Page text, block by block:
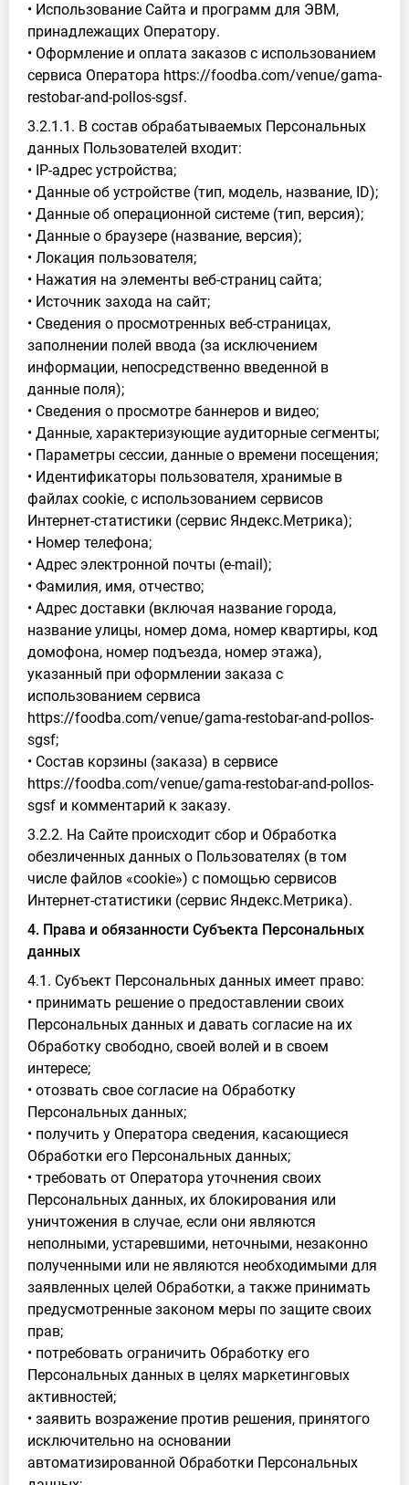
• Использование Сайта и программ для ЭВМ,
принадлежащих Оператору.
• Оформление и оплата заказов с использованием
сервиса Оператора https://foodba.com/venue/gama-
restobar-and-pollos-sgsf.
3.2.1.1. В состав обрабатываемых Персональных
данных Пользователей входит:
• IP-адрес устройства;
• Данные об устройстве (тип, модель, название, ID);
• Данные об операционной системе (тип, версия);
• Данные о браузере (название, версия);
• Локация пользователя;
• Нажатия на элементы веб-страниц сайта;
• Источник захода на сайт;
• Сведения о просмотренных веб-страницах,
заполнении полей ввода (за исключением
информации, непосредственно введенной в
данные поля);
• Сведения о просмотре баннеров и видео;
• Данные, характеризующие аудиторные сегменты;
• Параметры сессии, данные о времени посещения;
• Идентификаторы пользователя, хранимые в
файлах cookie, с использованием сервисов
Интернет-статистики (сервис Яндекс.Метрика);
• Номер телефона;
• Адрес электронной почты (e-mail);
• Фамилия, имя, отчество;
• Адрес доставки (включая название города,
название улицы, номер дома, номер квартиры, код
домофона, номер подъезда, номер этажа),
указанный при оформлении заказа с
использованием сервиса
https://foodba.com/venue/gama-restobar-and-pollos-
sgsf;
• Состав корзины (заказа) в сервисе
https://foodba.com/venue/gama-restobar-and-pollos-
sgsf и комментарий к заказу.
3.2.2. На Сайте происходит сбор и Обработка
обезличенных данных о Пользователях (в том
числе файлов «cookie») с помощью сервисов
Интернет-статистики (сервис Яндекс.Метрика).
4. Права и обязанности Субъекта Персональных
данных
4.1. Субъект Персональных данных имеет право:
• принимать решение о предоставлении своих
Персональных данных и давать согласие на их
Обработку свободно, своей волей и в своем
интересе;
• отозвать свое согласие на Обработку
Персональных данных;
• получить у Оператора сведения, касающиеся
Обработки его Персональных данных;
• требовать от Оператора уточнения своих
Персональных данных, их блокирования или
уничтожения в случае, если они являются
неполными, устаревшими, неточными, незаконно
полученными или не являются необходимыми для
заявленных целей Обработки, а также принимать
предусмотренные законом меры по защите своих
прав;
• потребовать ограничить Обработку его
Персональных данных в целях маркетинговых
активностей;
• заявить возражение против решения, принятого
исключительно на основании
автоматизированной Обработки Персональных